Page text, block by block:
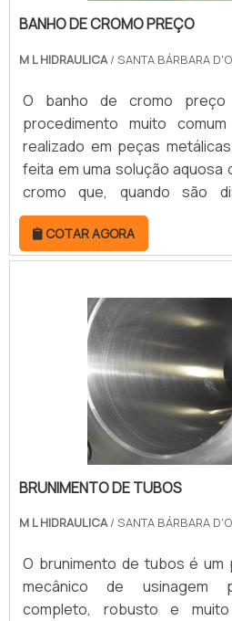
BANHO DE CROMO PREÇO
M L HIDRAULICA / SANTA BÁRBARA
O banho de cromo
procedimento muito
realizado em peças
feita em uma solução aquosa
cromo que, quando são
peças, promovem diversos
principal objetivo do
consiste em gerar mais
sua vida útil.Dependendo
banhos catalisados, é
série de peças de uma só
mais rapidez em todo o process.
COTAR AGORA
BRUNIMENTO DE TUBOS
M L HIDRAULICA/ SANTA BÁRBARA
O brunimento de tubos é um
mecânico de usinagem
completo, robusto e